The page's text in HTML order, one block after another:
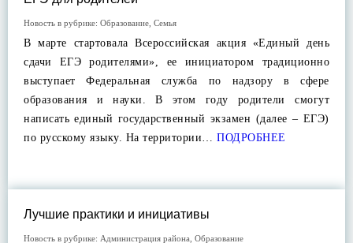
Новость в рубрике: Образование Семья
В марте стартовала Всероссийская акция «Единый день
сдачи ЕГЭ родителями», ее инициатором традиционно
выступает Федеральная служба по надзору в сфере
образования и науки. В этом году родители смогут
написать единый государственный экзамен (далее – ЕГЭ)
по русскому языку. На территории… ПОДРОБНЕЕ
Лучшие практики и инициативы
Новость в рубрике: Администрация района Образование